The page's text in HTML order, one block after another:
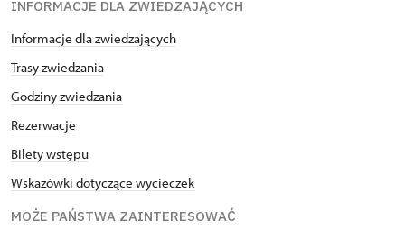
INFORMACJE DLA ZWIEDZAJĄCYCH
Informacje dla zwiedzających
Trasy zwiedzania
Godziny zwiedzania
Rezerwacje
Bilety wstępu
Wskazówki dotyczące wycieczek
MOŻE PAŃSTWA ZAINTERESOWAĆ